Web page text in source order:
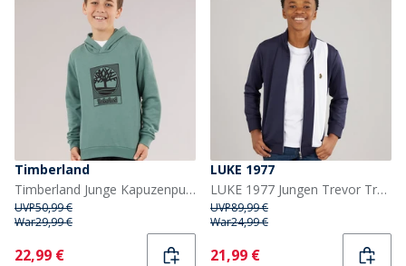
Timberland
Timberland Junge Kapuzenpullover Forest Green
UVP50,99 €
War29,99 €
Current
22,99 €
LUKE 1977
LUKE 1977 Jungen Trevor Trainingstops Blau
UVP89,99 €
War24,99 €
Current
21,99 €